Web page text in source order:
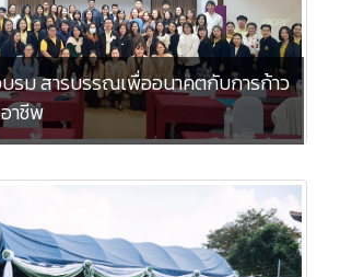
รม สารบรรณเพื่ออนาคตกับการก้าว
าชีพ